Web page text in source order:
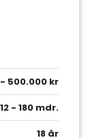
500.000 kr
12 - 180 mdr.
18 år